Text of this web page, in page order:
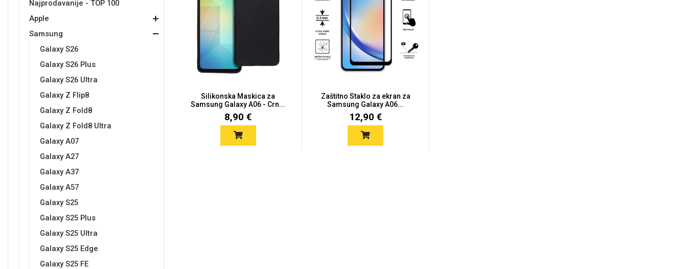
Najprodavanije - TOP 100
Apple
Samsung
Galaxy S26
Galaxy S26 Plus
Galaxy S26 Ultra
Galaxy Z Flip8
Galaxy Z Fold8
Galaxy Z Fold8 Ultra
Galaxy A07
Galaxy A27
Galaxy A37
Galaxy A57
Galaxy S25
Galaxy S25 Plus
Galaxy S25 Ultra
Galaxy S25 Edge
Galaxy S25 FE
Silikonska Maskica za
Samsung Galaxy A06 - Crn...
8,90 €
Zaštitno Staklo za ekran za
Samsung Galaxy A06...
12,90 €
Croatos Najprodavanije - TOP 100
Gym
Punjači za mobitel Spigen maskice
Univerzalno kaljeno staklo
Sony
Ostali držači
AUX kablovi Adapteri za mobitel